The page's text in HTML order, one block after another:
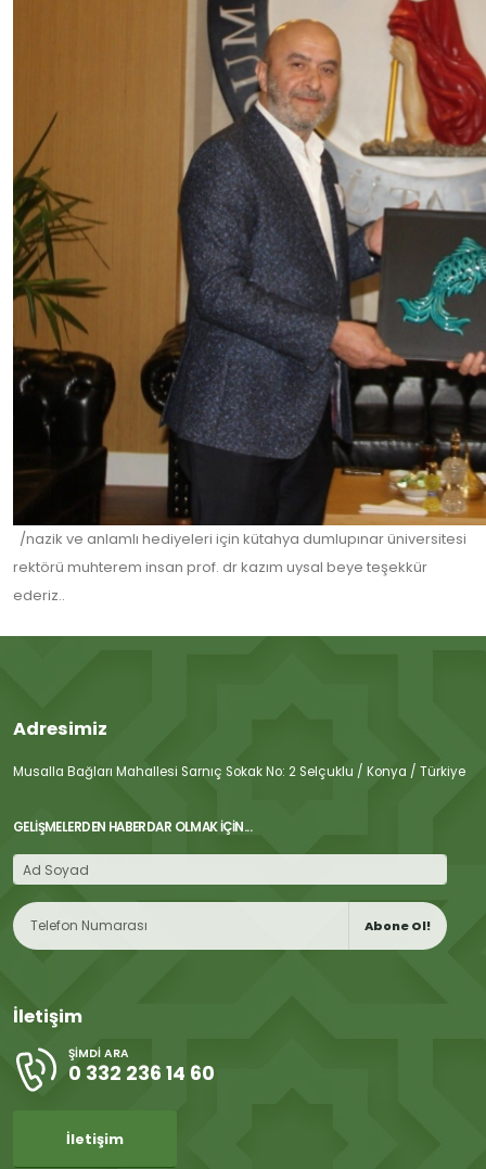
/nazik ve anlamlı hediyeleri için kütahya dumlupınar üniversitesi
rektörü muhterem insan prof. dr kazım uysal beye teşekkür
ederiz..
Adresimiz
Musalla Bağları Mahallesi Sarnıç Sokak No: 2 Selçuklu / Konya / Türkiye
GELIŞMELERDEN HABERDAR OLMAK İÇIN...
Abone Ol!
İletişim
ŞIMDI ARA
0 332 236 14 60
İletişim